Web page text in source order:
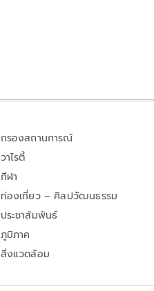
กรองสถานการณ์
วาไรตี้
กีฬา
ท่องเที่ยว – ศิลปวัฒนธรรม
ประชาสัมพันธ์
ภูมิภาค
สิ่งแวดล้อม